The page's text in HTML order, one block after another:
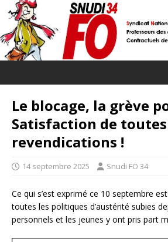
Le blocage, la grève
Satisfaction de
revendications !
14 septembre 2025 Snudi FO 34
Ce qui s’est exprimé ce 10 septembre
toutes les politiques d’austérité subies
personnels et les jeunes y ont pris part